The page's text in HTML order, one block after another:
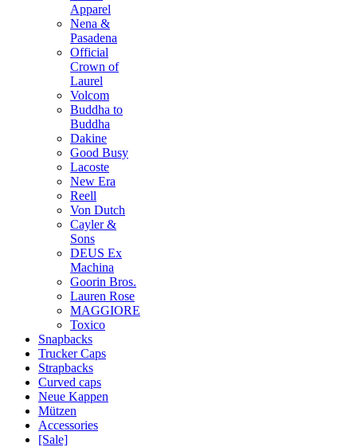
Apparel
Nena &
Pasadena
Official
Crown of
Laurel
Volcom
Buddha to
Buddha
Dakine
Good Busy
Lacoste
New Era
Reell
Von Dutch
Cayler &
Sons
DEUS Ex
Machina
Goorin Bros.
Lauren Rose
MAGGIORE
Toxico
Snapbacks
Trucker Caps
Strapbacks
Curved caps
Neue Kappen
Mützen
Accessories
[Sale]